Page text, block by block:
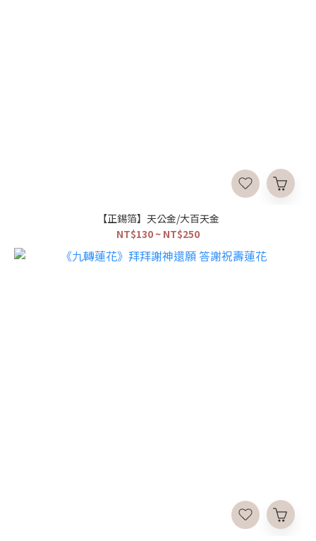
【正錫箔】天公金/大百天金
NT$130 ~ NT$250